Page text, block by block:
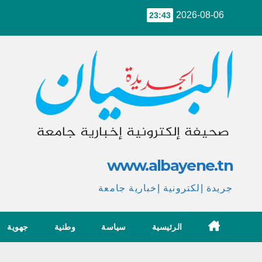
2026-08-06
23:43
www.albayene.tn
جريدة إلكترونية إخبارية جامعة
الرئيسية سياسة وطنية جهوية